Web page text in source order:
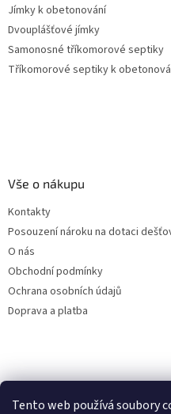
Tento web používá soubory
Jímky k obetonování
Dvouplášťové jímky
Samonosné tříkomorové septiky
Tříkomorové septiky k
Vše o nákupu
Kontakty
Posouzení nároku na dotaci
O nás
Obchodní podmínky
Ochrana osobních údajů
Doprava a platba
Filtry
Online